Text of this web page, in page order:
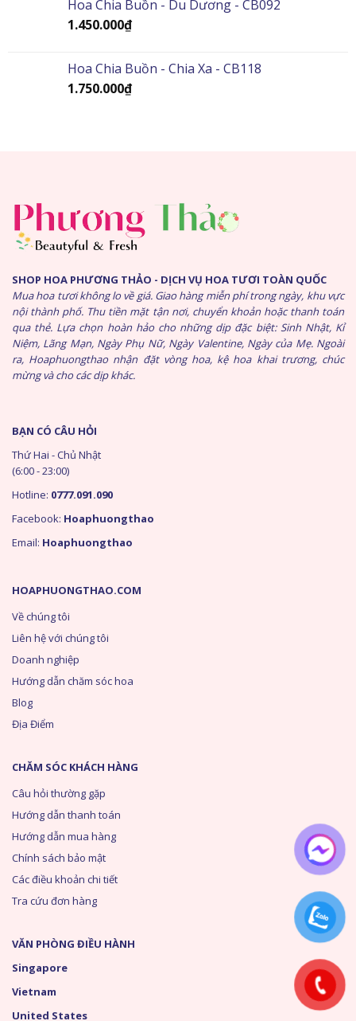
Hoa Chia Buồn - Du Dương - CB092
1.450.000₫
Hoa Chia Buồn - Chia Xa - CB118
1.750.000₫
SHOP HOA PHƯƠNG THẢO - DỊCH VỤ HOA TƯƠI TOÀN QUỐC
Mua hoa tươi không lo về giá. Giao hàng miễn phí trong ngày, khu vực
nội thành phố. Thu tiền mặt tận nơi, chuyển khoản hoặc thanh toán
qua thẻ. Lựa chọn hoàn hảo cho những dịp đặc biệt: Sinh Nhật, Kỉ
Niệm, Lãng Mạn, Ngày Phụ Nữ, Ngày Valentine, Ngày của Mẹ. Ngoài
ra, Hoaphuongthao nhận đặt vòng hoa, kệ hoa khai trương, chúc
mừng và cho các dịp khác.
HOAPHUONGTHAO.COM
Về chúng tôi
Liên hệ với chúng tôi
Doanh nghiệp
Hướng dẫn chăm sóc hoa
Blog
Địa Điểm
CHĂM SÓC KHÁCH HÀNG
Câu hỏi thường gặp
Hướng dẫn thanh toán
Hướng dẫn mua hàng
Chính sách bảo mật
Các điều khoản chi tiết
Tra cứu đơn hàng
BẠN CÓ CÂU HỎI
Thứ Hai - Chủ Nhật
(6:00 - 23:00)
Hotline: 0777.091.090
Facebook: Hoaphuongthao
Email: Hoaphuongthao
VĂN PHÒNG ĐIỀU HÀNH
Singapore
Vietnam
United States